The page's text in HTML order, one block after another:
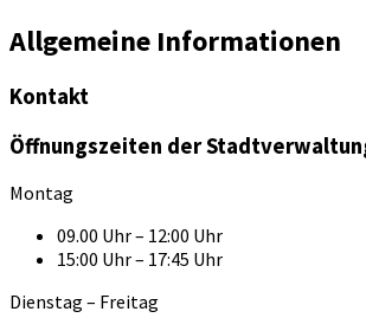
Allgemeine Informationen
Kontakt
Öffnungszeiten der
Montag
09.00 Uhr – 12:00 Uhr
15:00 Uhr – 17:45 Uhr
Dienstag – Freitag